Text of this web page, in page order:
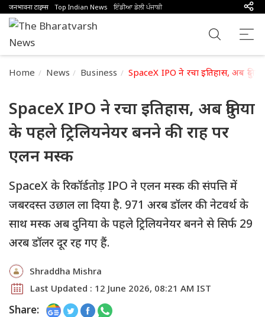
जनभावना टाइम्स Top Indian News ਇੰਡੀਆ ਡੇਲੀ ਪੰਜਾਬੀ
Home News Business SpaceX IPO ने रचा इतिहास, अब
SpaceX IPO ने रचा इतिहास, अब दुनिया
के पहले ट्रिलियनेयर बनने की राह पर
एलन मस्क
SpaceX के रिकॉर्डतोड़ IPO ने एलन मस्क की संपत्ति में
जबरदस्त उछाल ला दिया है. 971 अरब डॉलर की नेटवर्थ के
साथ मस्क अब दुनिया के पहले ट्रिलियनेयर बनने से सिर्फ 29
अरब डॉलर दूर रह गए हैं.
Shraddha Mishra
Last Updated : 12 June 2026, 08:21 AM IST
Share: